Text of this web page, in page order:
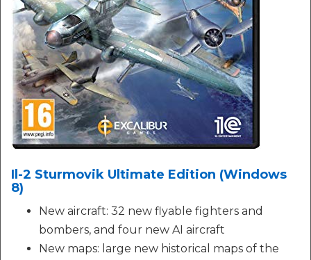
Il-2 Sturmovik Ultimate Edition (Windows
8)
New aircraft: 32 new flyable fighters and
bombers, and four new AI aircraft
New maps: large new historical maps of the